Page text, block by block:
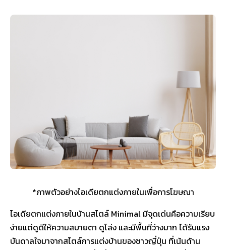
*ภาพตัวอย่างไอเดียตกแต่งภายในเพื่อการโฆษณา
ไอเดียตกแต่งภายในบ้านสไตล์ Minimal มีจุดเด่นคือความเรียบ
ง่ายแต่ดูดีให้ความสบายตา ดูโล่ง และมีพื้นที่ว่างมาก ได้รับแรง
บันดาลใจมาจากสไตล์การแต่งบ้านของชาวญี่ปุ่น ที่เน้นด้าน